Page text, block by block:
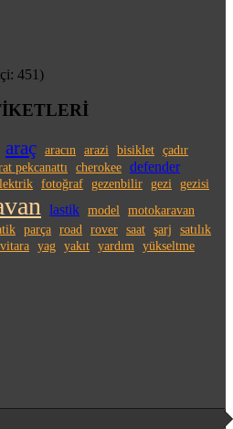
451)
araç aracın arazi bisiklet çadır
pekcanattı cherokee defender
fotoğraf gezenbilir gezi gezisi
lastik model motokaravan
parça road rover saat şarj
satılık
vitara yag yakıt yardım yükseltme